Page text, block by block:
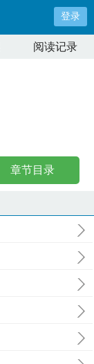
登录
阅读记录
章节目录